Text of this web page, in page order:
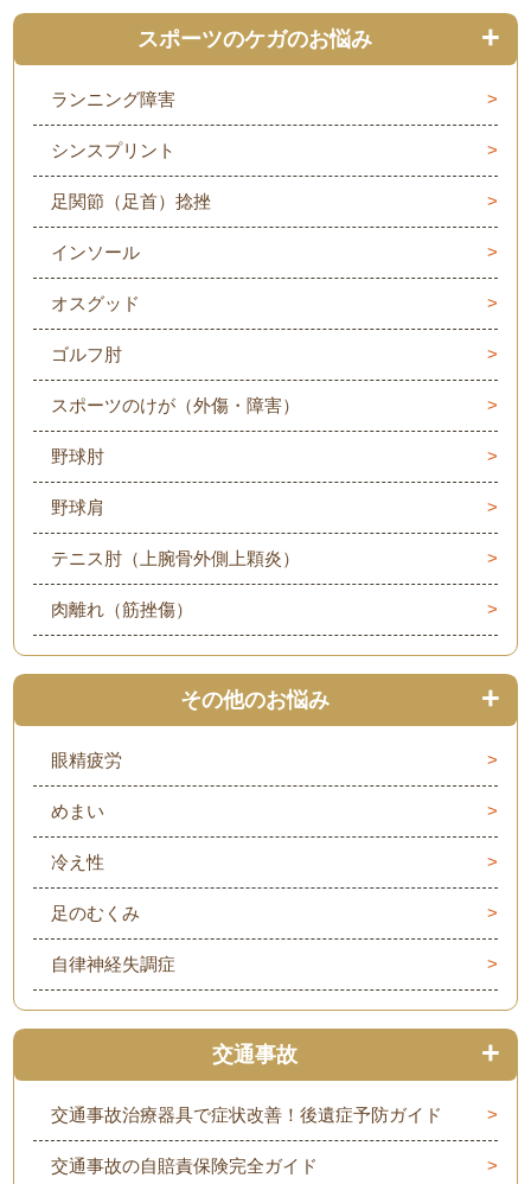
スポーツのケガのお悩み
ランニング障害
シンスプリント
足関節（足首）捻挫
インソール
オスグッド
ゴルフ肘
スポーツのけが（外傷・障害）
野球肘
野球肩
テニス肘（上腕骨外側上顆炎）
肉離れ（筋挫傷）
その他のお悩み
眼精疲労
めまい
冷え性
足のむくみ
自律神経失調症
交通事故
交通事故治療器具で症状改善！後遺症予防ガイド
交通事故の自賠責保険完全ガイド